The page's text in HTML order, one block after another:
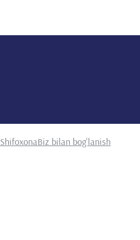
ShifoxonaBiz bilan bog'lanish